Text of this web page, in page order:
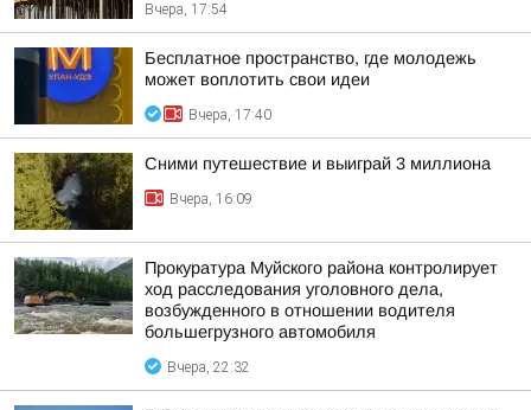
Вчера, 17:54
Бесплатное пространство, где молодежь
может воплотить свои идеи
Вчера, 17:40
Сними путешествие и выиграй 3 миллиона
Вчера, 16:09
Прокуратура Муйского района контролирует
ход расследования уголовного дела,
возбужденного в отношении водителя
большегрузного автомобиля
Вчера, 22:32